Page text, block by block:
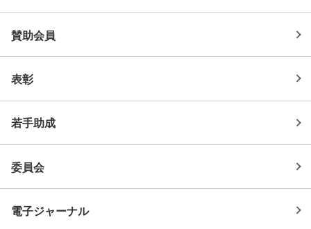
賛助会員
表彰
若手助成
委員会
電子ジャーナル